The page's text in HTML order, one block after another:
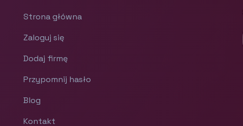
Strona główna
Zaloguj się
Dodaj firmę
Przypomnij hasło
Blog
Kontakt